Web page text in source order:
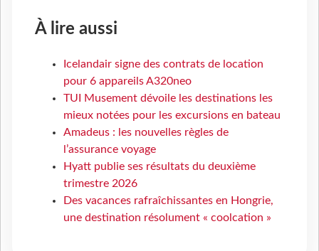
À lire aussi
Icelandair signe des contrats de location
pour 6 appareils A320neo
TUI Musement dévoile les destinations les
mieux notées pour les excursions en bateau
Amadeus : les nouvelles règles de
l’assurance voyage
Hyatt publie ses résultats du deuxième
trimestre 2026
Des vacances rafraîchissantes en Hongrie,
une destination résolument « coolcation »